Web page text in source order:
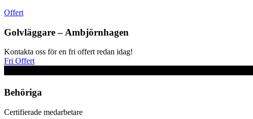
Offert
Golvläggare – Ambjörnhagen
Kontakta oss för en fri offert redan idag!
Fri Offert
Behöriga
Certifierade medarbetare